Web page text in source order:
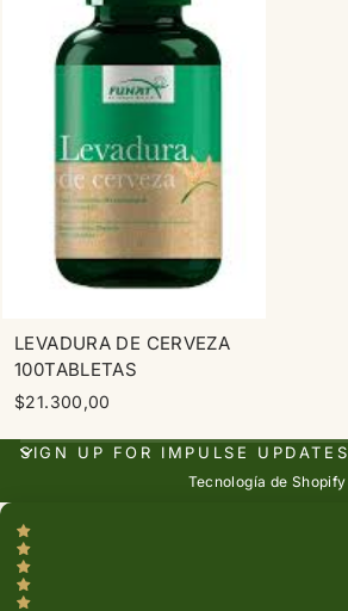
LEVADURA DE CERVEZA
100TABLETAS
$21.300,00
SIGN UP FOR IMPULSE UPDATES
Tecnología de Shopify